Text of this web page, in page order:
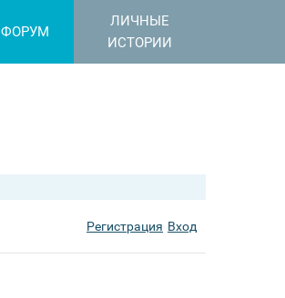
ФОРУМ
ЛИЧНЫЕ
ИСТОРИИ
Регистрация Вход